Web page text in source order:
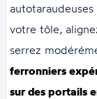
votre tôle,
serrez
ferronniers
sur des portails